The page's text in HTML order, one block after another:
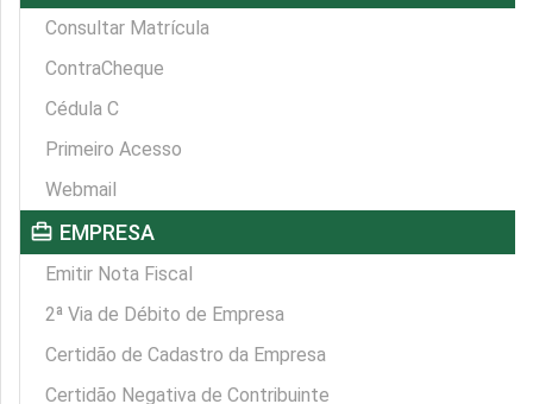
Consultar Matrícula
ContraCheque
Cédula C
Primeiro Acesso
Webmail
card_travel EMPRESA
Emitir Nota Fiscal
2ª Via de Débito de Empresa
Certidão de Cadastro da Empresa
Certidão Negativa de Contribuinte